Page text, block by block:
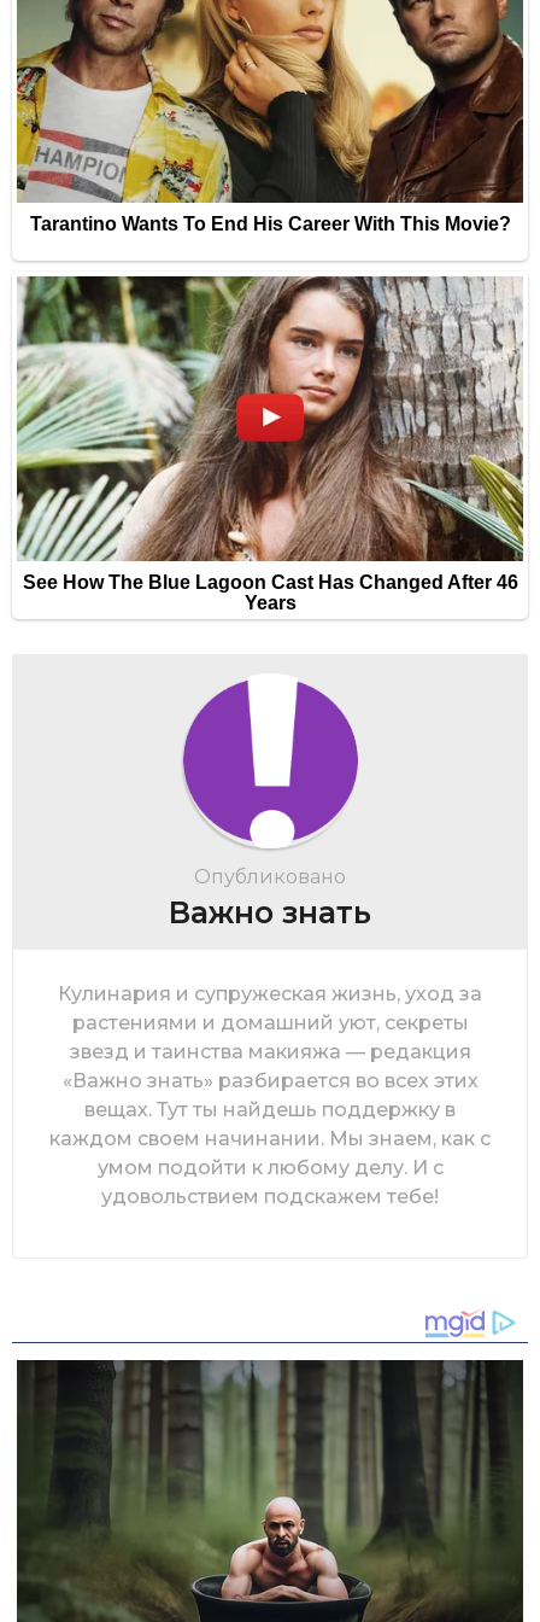
Опубликовано
Важно знать
Кулинария и супружеская жизнь, уход за
растениями и домашний уют, секреты
звезд и таинства макияжа — редакция
«Важно знать» разбирается во всех этих
вещах. Тут ты найдешь поддержку в
каждом своем начинании. Мы знаем, как с
умом подойти к любому делу. И с
удовольствием подскажем тебе!